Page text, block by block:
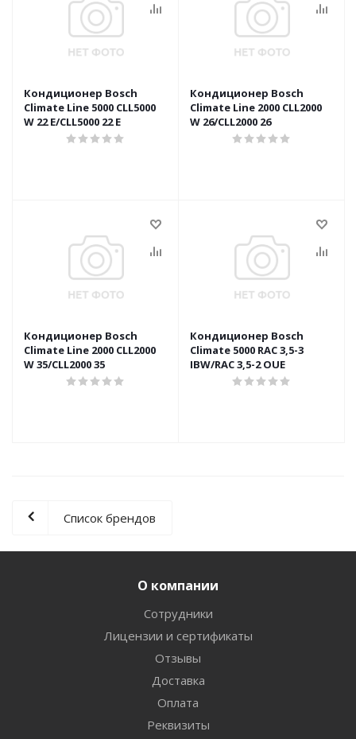
Кондиционер Bosch
Climate Line 5000 CLL5000
W 22 E/CLL5000 22 E
Кондиционер Bosch
Climate Line 2000 CLL2000
W 26/CLL2000 26
Кондиционер Bosch
Climate Line 2000 CLL2000
W 35/CLL2000 35
Кондиционер Bosch
Climate 5000 RAC 3,5-3
IBW/RAC 3,5-2 OUE
Список брендов
О компании
Сотрудники
Лицензии и сертификаты
Отзывы
Доставка
Оплата
Реквизиты